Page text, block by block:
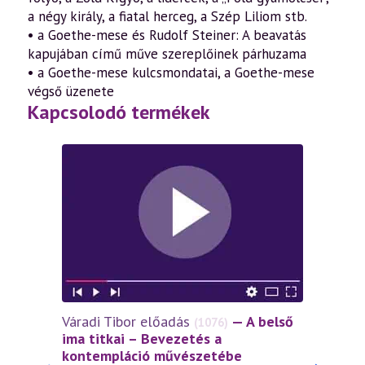
a négy király, a fiatal herceg, a Szép Liliom stb.
• a Goethe-mese és Rudolf Steiner: A beavatás
kapujában című műve szereplőinek párhuzama
• a Goethe-mese kulcsmondatai, a Goethe-mese
végső üzenete
Kapcsolodó termékek
Váradi Tibor előadás (1076) — A belső
ima titkai – Bevezetés a
kontempláció művészetébe